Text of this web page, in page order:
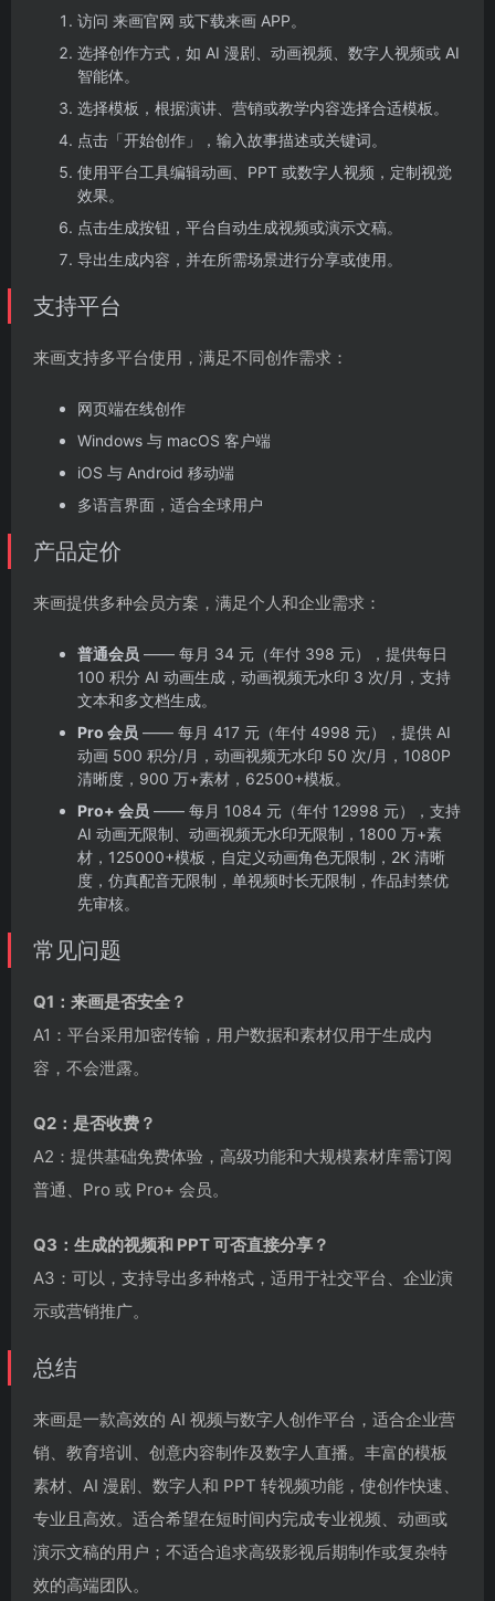
访问 来画官网 或下载来画 APP。
选择创作方式，如 AI 漫剧、动画视频、数字人视频或 AI
智能体。
选择模板，根据演讲、营销或教学内容选择合适模板。
点击「开始创作」，输入故事描述或关键词。
使用平台工具编辑动画、PPT 或数字人视频，定制视觉
效果。
点击生成按钮，平台自动生成视频或演示文稿。
导出生成内容，并在所需场景进行分享或使用。
支持平台
来画支持多平台使用，满足不同创作需求：
网页端在线创作
Windows 与 macOS 客户端
iOS 与 Android 移动端
多语言界面，适合全球用户
产品定价
来画提供多种会员方案，满足个人和企业需求：
普通会员 —— 每月 34 元（年付 398 元），提供每日
100 积分 AI 动画生成，动画视频无水印 3 次/月，支持
文本和多文档生成。
Pro 会员 —— 每月 417 元（年付 4998 元），提供 AI
动画 500 积分/月，动画视频无水印 50 次/月，1080P
清晰度，900 万+素材，62500+模板。
Pro+ 会员 —— 每月 1084 元（年付 12998 元），支持
AI 动画无限制、动画视频无水印无限制，1800 万+素
材，125000+模板，自定义动画角色无限制，2K 清晰
度，仿真配音无限制，单视频时长无限制，作品封禁优
先审核。
常见问题
Q1：来画是否安全？
A1：平台采用加密传输，用户数据和素材仅用于生成内
容，不会泄露。
Q2：是否收费？
A2：提供基础免费体验，高级功能和大规模素材库需订阅
普通、Pro 或 Pro+ 会员。
Q3：生成的视频和 PPT 可否直接分享？
A3：可以，支持导出多种格式，适用于社交平台、企业演
示或营销推广。
总结
来画是一款高效的 AI 视频与数字人创作平台，适合企业营
销、教育培训、创意内容制作及数字人直播。丰富的模板
素材、AI 漫剧、数字人和 PPT 转视频功能，使创作快速、
专业且高效。适合希望在短时间内完成专业视频、动画或
演示文稿的用户；不适合追求高级影视后期制作或复杂特
效的高端团队。